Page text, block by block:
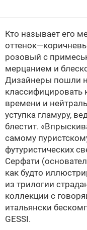
Кто называет его
розовый с
мерцанием и
Дизайнеры пошли
классифицировать
времени и
уступка гламуру,
блестит.
самому
футуристических
Серфати
как будто
из трилогии
коллекции с
итальянски
GESSI.